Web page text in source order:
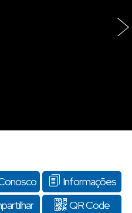
›
Informações
QR Code